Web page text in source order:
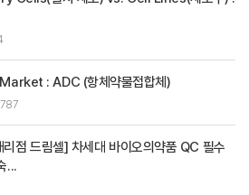
: ADC (항체약물접합체)
787
점 드림셀] 차세대 바이오의약품 QC 필수
...